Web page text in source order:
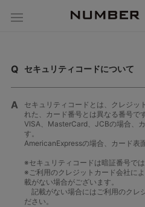
セキュリティコードについて
セキュリティコードとは、クレジッ
れた、カード番号とは異なる番号です
VISA、MasterCard、JCBの場合、
す。
AmericanExpressの場合、カード表
※セキュリティコードは暗証番号では
※ご利用のクレジットカード会社に
載がない場合がございます。
記載がない場合にはご利用のクレ
ださい。